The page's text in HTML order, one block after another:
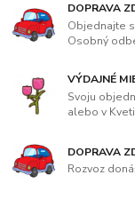
DOPRAVA
Objednajte
Osobný
VÝDAJNÉ
Svoju
alebo v
DOPRAVA
Rozvoz